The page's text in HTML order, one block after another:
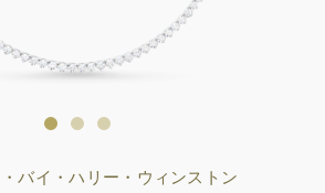
バイ・ハリー・ウィンストン